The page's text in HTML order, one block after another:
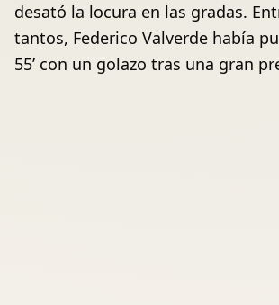
desató la locura en las gradas.
tantos, Federico Valverde había
55’ con un golazo tras una gran